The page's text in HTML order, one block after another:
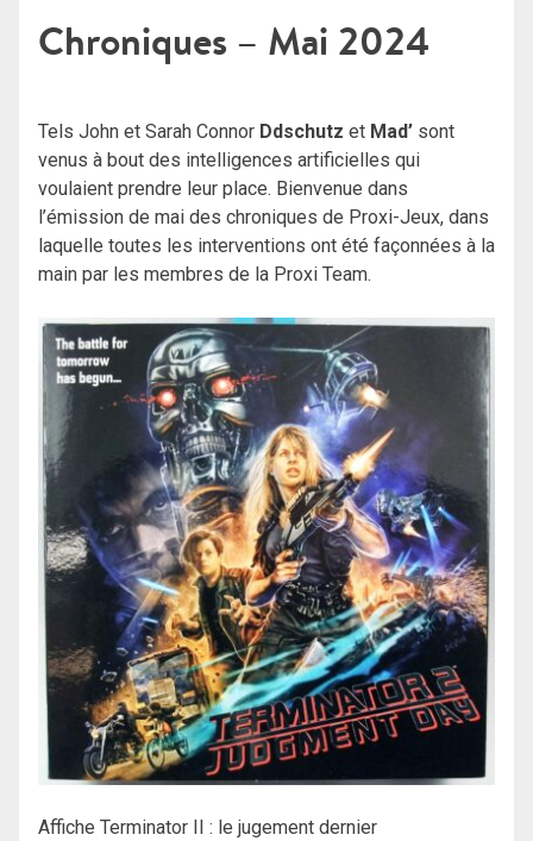
Chroniques – Mai 2024
Tels John et Sarah Connor Ddschutz et Mad’ sont
venus à bout des intelligences artificielles qui
voulaient prendre leur place. Bienvenue dans
l’émission de mai des chroniques de Proxi-Jeux, dans
laquelle toutes les interventions ont été façonnées à la
main par les membres de la Proxi Team.
Affiche Terminator II : le jugement dernier